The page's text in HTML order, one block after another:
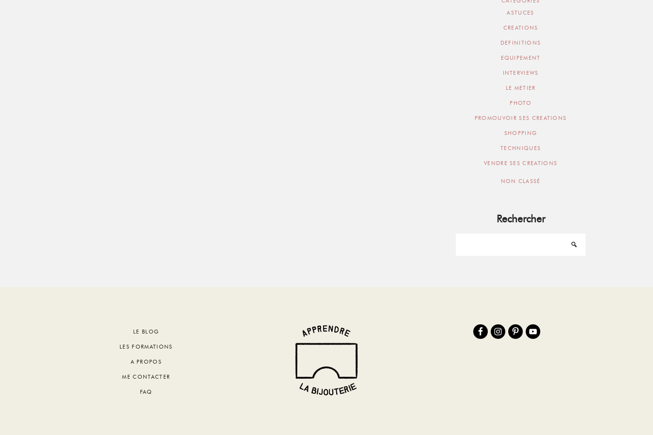
ASTUCES
CREATIONS
DEFINITIONS
EQUIPEMENT
INTERVIEWS
LE METIER
PHOTO
PROMOUVOIR SES CREATIONS
SHOPPING
TECHNIQUES
VENDRE SES CREATIONS
NON CLASSÉ
Rechercher
LE BLOG
LES FORMATIONS
A PROPOS
ME CONTACTER
FAQ